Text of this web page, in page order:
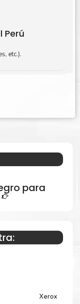
Perú
etc.).
para
Xerox